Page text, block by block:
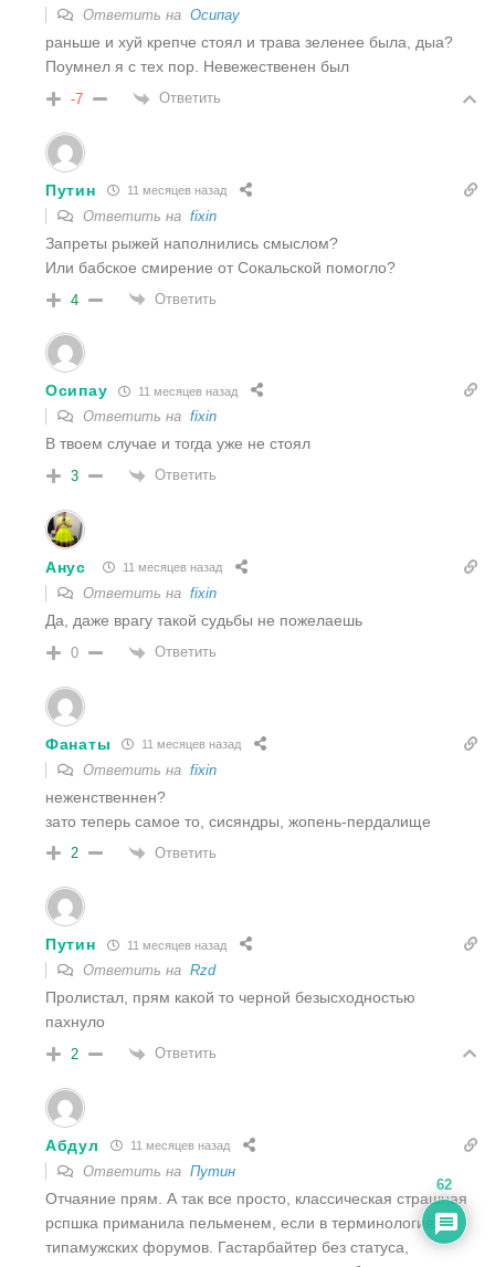
Ответить на Осипау
раньше и хуй крепче стоял и трава зеленее была, дыа?
Поумнел я с тех пор. Невежественен был
-7 Ответить
Путин 11 месяцев назад
Ответить на fixin
Запреты рыжей наполнились смыслом?
Или бабское смирение от Сокальской помогло?
4 Ответить
Осипау 11 месяцев назад
Ответить на fixin
В твоем случае и тогда уже не стоял
3 Ответить
Анус 11 месяцев назад
Ответить на fixin
Да, даже врагу такой судьбы не пожелаешь
0 Ответить
Фанаты 11 месяцев назад
Ответить на fixin
неженственнен?
зато теперь самое то, сисяндры, жопень-пердалище
2 Ответить
Путин 11 месяцев назад
Ответить на Rzd
Пролистал, прям какой то черной безысходностью
пахнуло
2 Ответить
Абдул 11 месяцев назад
Ответить на Путин
Отчаяние прям. А так все просто, классическая страшная
рспшка приманила пельменем, если в терминологиях
типамужских форумов. Гастарбайтер без статуса,
62